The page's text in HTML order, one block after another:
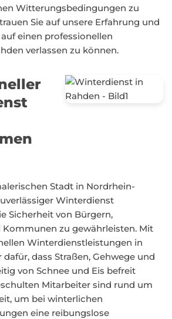
Witterungsbedingungen zu
Sie auf unsere Erfahrung und
einen professionellen
verlassen zu können.
Stadt in Nordrhein-
Winterdienst
Sicherheit von Bürgern,
zu gewährleisten. Mit
Winterdienstleistungen in
dass Straßen, Gehwege und
von Schnee und Eis befreit
Mitarbeiter sind rund um
um bei winterlichen
eine reibungslose